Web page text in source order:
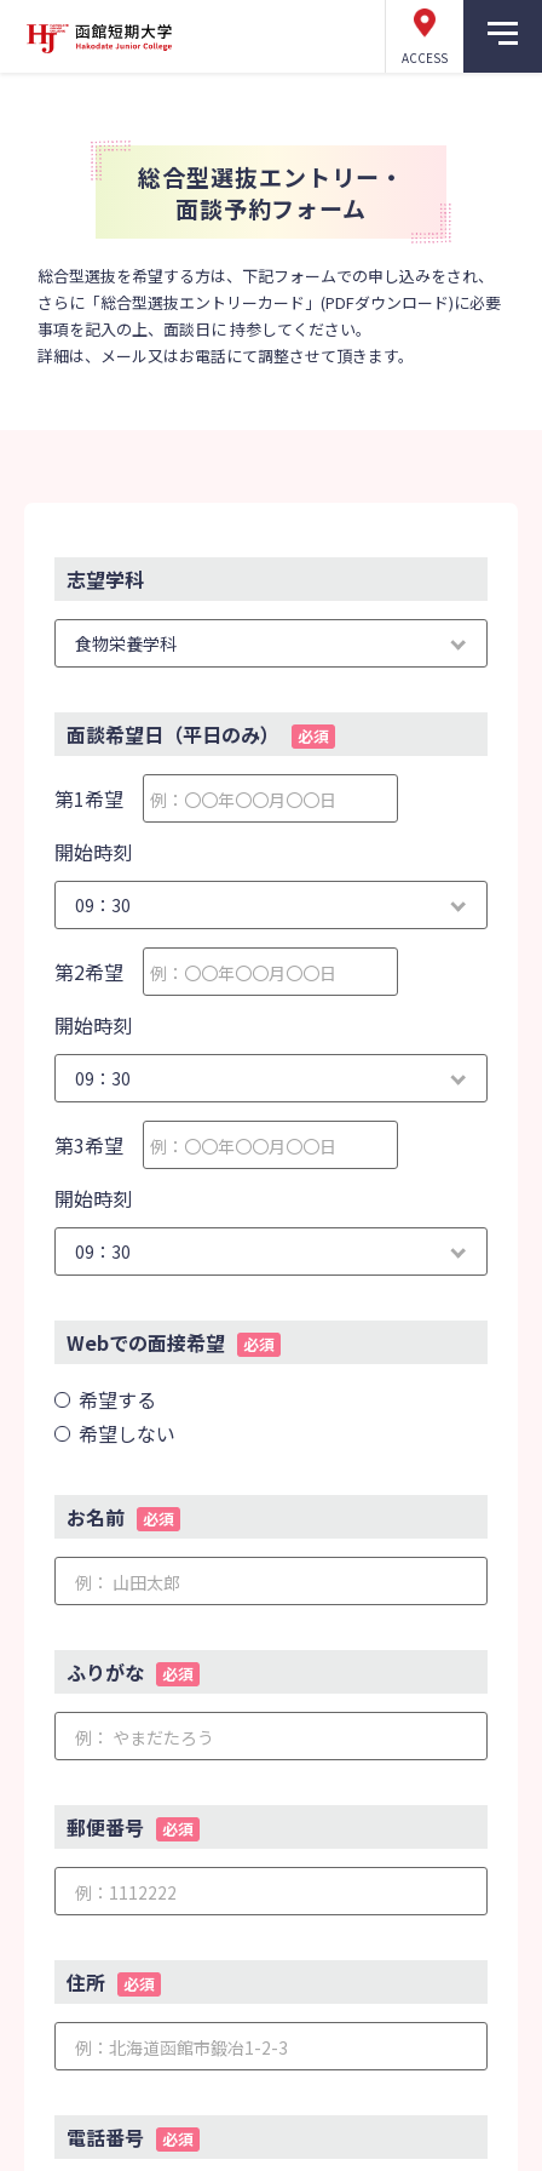
ACCESS
総合型選抜エントリー・
面談予約フォーム
総合型選抜を希望する方は、下記フォームでの申し込みをされ、
さらに「総合型選抜エントリーカード」(PDFダウンロード)に必要
事項を記入の上、面談日に 持参してください。
詳細は、メール又はお電話にて調整させて頂きます。
志望学科
面談希望日（平日のみ） 必須
第1希望
開始時刻
第2希望
開始時刻
第3希望
開始時刻
Webでの面接希望 必須
希望する
希望しない
お名前 必須
ふりがな 必須
郵便番号 必須
住所 必須
電話番号 必須